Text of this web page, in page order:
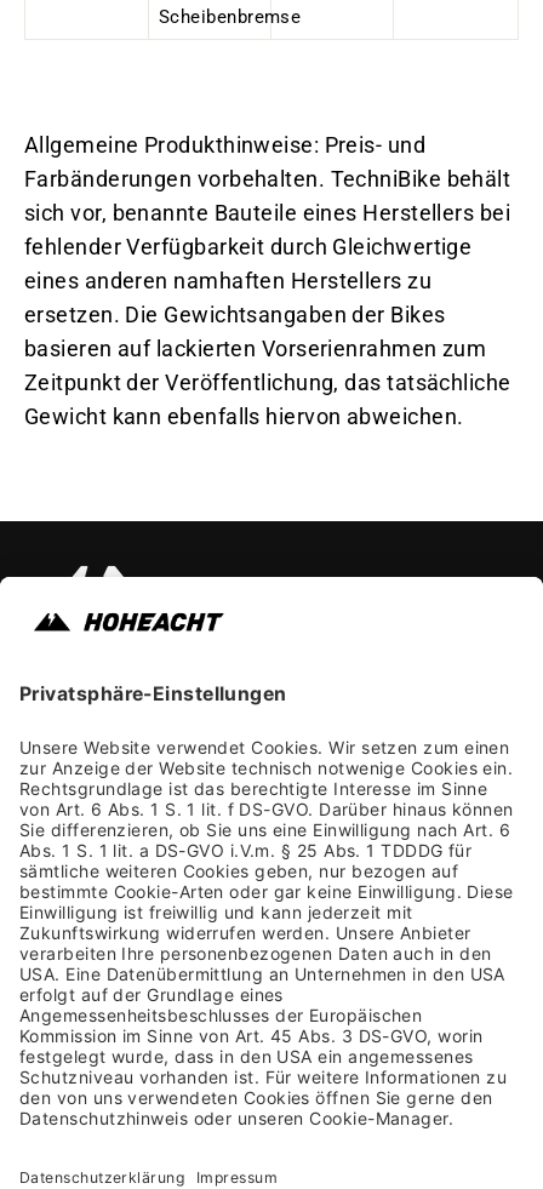
Scheibenbremse
Allgemeine Produkthinweise: Preis- und
Farbänderungen vorbehalten. TechniBike behält
sich vor, benannte Bauteile eines Herstellers bei
fehlender Verfügbarkeit durch Gleichwertige
eines anderen namhaften Herstellers zu
ersetzen. Die Gewichtsangaben der Bikes
basieren auf lackierten Vorserienrahmen zum
Zeitpunkt der Veröffentlichung, das tatsächliche
Gewicht kann ebenfalls hiervon abweichen.
Impressum
Allgemeine Geschäftsbedingungen
Datenschutzhinweis
Barrierefreiheit
Rücksendung
Versandkosten & Lieferung
Zahlungsarten
Altgeräterücknahme & Batterieentsorgung